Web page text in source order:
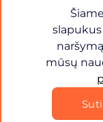
Contact
Privacy Policy
ELV
Solution -
mūsų